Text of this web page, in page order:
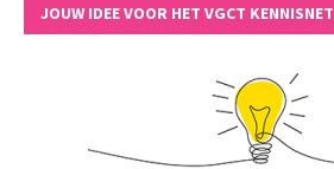
JOUW IDEE VOOR HET VGCT KENNISNET